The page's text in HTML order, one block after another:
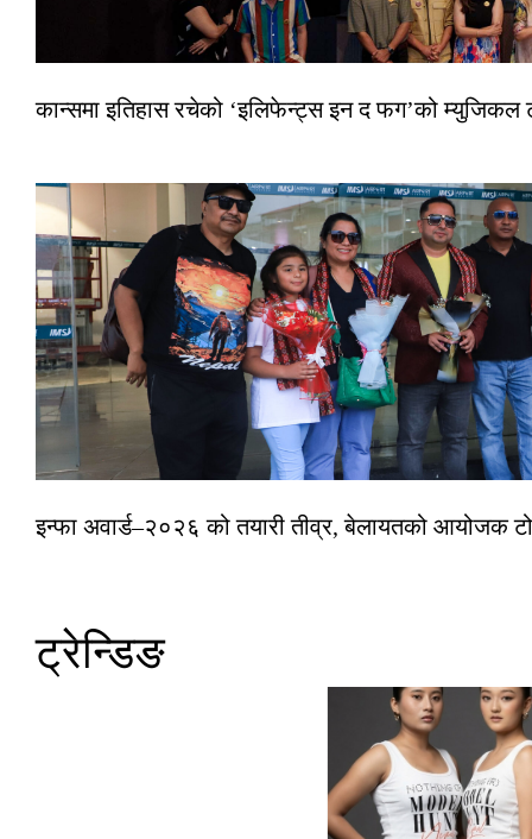
कान्समा इतिहास रचेको ‘इलिफेन्ट्स इन द फग’को म्युजिकल
इन्फा अवार्ड–२०२६ को तयारी तीव्र, बेलायतको आयोजक
ट्रेन्डिङ